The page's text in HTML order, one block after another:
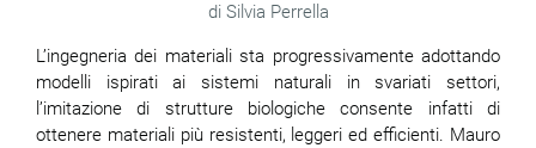
Silvia Perrella
L’ingegneria dei materiali sta progressivamente adottando
modelli ispirati ai sistemi naturali in svariati settori,
l’imitazione di strutture biologiche consente infatti di
ottenere materiali più resistenti, leggeri ed efficienti. Mauro